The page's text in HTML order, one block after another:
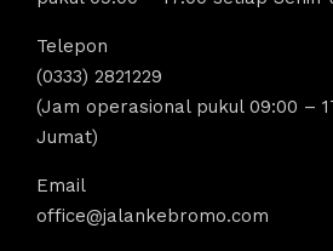
Telepon
(0333) 2821229
(Jam operasional pukul 09:00 –
Jumat)
Email
office@jalankebromo.com